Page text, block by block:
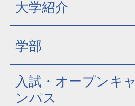
大学紹介
学部
入試・オープンキャ
ンパス